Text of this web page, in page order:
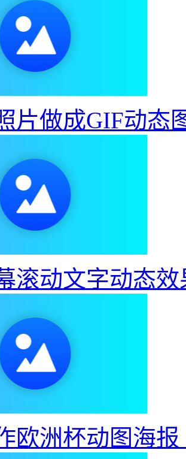
片做成GIF动态
滚动文字动态效
欧洲杯动图海报